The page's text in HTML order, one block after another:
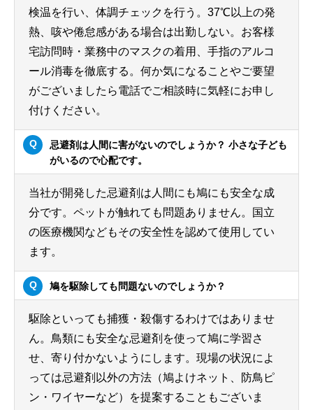
検温を行い、体調チェックを行う。37℃以上の発
熱、咳や倦怠感がある場合は出勤しない。お客様
宅訪問時・業務中のマスクの着用、手指のアルコ
ール消毒を徹底する。何か気になることやご要望
がございましたら電話でご相談時に気軽にお申し
付けください。
忌避剤は人間に害がないのでしょうか？ 小さな子ども
がいるので心配です。
当社が開発した忌避剤は人間にも鳩にも安全な成
分です。ペットが触れても問題ありません。国立
の医療機関などもその安全性を認めて使用してい
ます。
鳩を駆除しても問題ないのでしょうか？
駆除といっても捕獲・殺傷するわけではありませ
ん。鳥類にも安全な忌避剤を使って鳩に学習さ
せ、寄り付かないようにします。現場の状況によ
っては忌避剤以外の方法（鳩よけネット、防鳥ピ
ン・ワイヤーなど）を提案することもございま